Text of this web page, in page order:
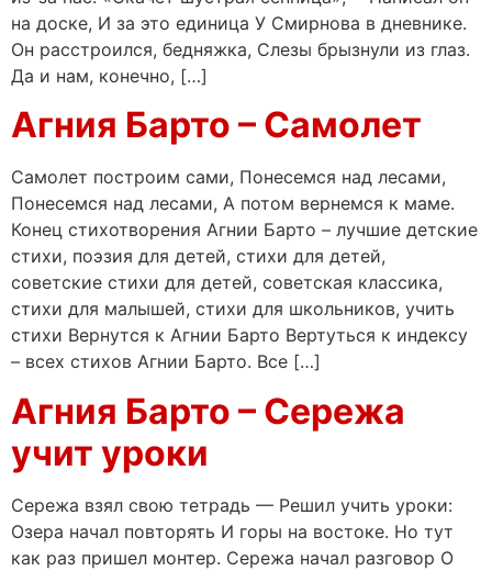
на доске, И за это единица У Смирнова в дневнике.
Он расстроился, бедняжка, Слезы брызнули из глаз.
Да и нам, конечно, […]
Агния Барто – Самолет
Самолет построим сами, Понесемся над лесами,
Понесемся над лесами, А потом вернемся к маме.
Конец стихотворения Агнии Барто – лучшие детские
стихи, поэзия для детей, стихи для детей,
советские стихи для детей, советская классика,
стихи для малышей, стихи для школьников, учить
стихи Вернутся к Агнии Барто Вертуться к индексу
– всех стихов Агнии Барто. Все […]
Агния Барто – Сережа
учит уроки
Сережа взял свою тетрадь — Решил учить уроки:
Озера начал повторять И горы на востоке. Но тут
как раз пришел монтер. Сережа начал разговор О